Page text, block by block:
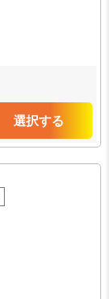
選択する